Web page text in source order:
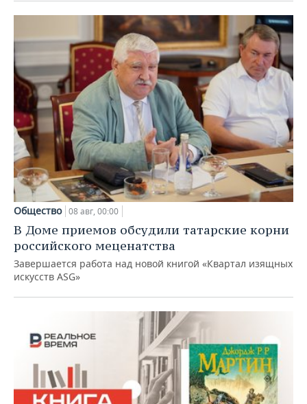
Общество 08 авг, 00:00
В Доме приемов обсудили татарские корни
российского меценатства
Завершается работа над новой книгой «Квартал изящных
искусств ASG»